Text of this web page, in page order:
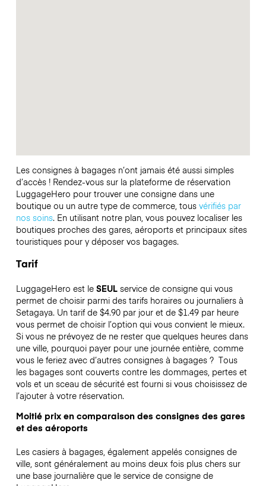
Les consignes à bagages n’ont jamais été aussi simples
d’accès ! Rendez-vous sur la plateforme de réservation
LuggageHero pour trouver une consigne dans une
boutique ou un autre type de commerce, tous vérifiés par
nos soins. En utilisant notre plan, vous pouvez localiser les
boutiques proches des gares, aéroports et principaux sites
touristiques pour y déposer vos bagages.
Tarif
LuggageHero est le SEULservice de consigne qui vous
permet de choisir parmi des tarifs horaires ou journaliers à
Setagaya. Un tarif de $4.90 par jour et de $1.49 par heure
vous permet de choisir l’option qui vous convient le mieux.
Si vous ne prévoyez de ne rester que quelques heures dans
une ville, pourquoi payer pour une journée entière, comme
vous le feriez avec d’autres consignes à bagages ? Tous
les bagages sont couverts contre les dommages, pertes et
vols et un sceau de sécurité est fourni si vous choisissez de
l’ajouter à votre réservation.
Moitié prix en comparaison des consignes des gares
et des aéroports
Les casiers à bagages, également appelés consignes de
ville, sont généralement au moins deux fois plus chers sur
une base journalière que le service de consigne de